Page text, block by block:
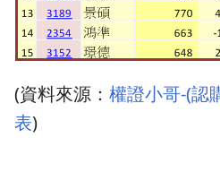
(資料來源： 權證小哥-(認
表)